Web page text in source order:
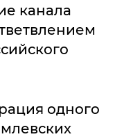
канала
одного